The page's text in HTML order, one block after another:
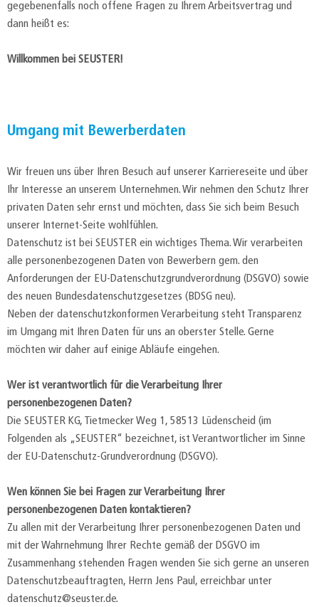
gegebenenfalls noch offene Fragen zu Ihrem Arbeitsvertrag und
dann heißt es:
Willkommen bei SEUSTER!
Umgang mit Bewerberdaten
Wir freuen uns über Ihren Besuch auf unserer Karriereseite und über
Ihr Interesse an unserem Unternehmen. Wir nehmen den Schutz Ihrer
privaten Daten sehr ernst und möchten, dass Sie sich beim Besuch
unserer Internet-Seite wohlfühlen.
Datenschutz ist bei SEUSTER ein wichtiges Thema. Wir verarbeiten
alle personenbezogenen Daten von Bewerbern gem. den
Anforderungen der EU-Datenschutzgrundverordnung (DSGVO) sowie
des neuen Bundesdatenschutzgesetzes (BDSG neu).
Neben der datenschutzkonformen Verarbeitung steht Transparenz
im Umgang mit Ihren Daten für uns an oberster Stelle. Gerne
möchten wir daher auf einige Abläufe eingehen.
Wer ist verantwortlich für die Verarbeitung Ihrer
personenbezogenen Daten?
Die SEUSTER KG, Tietmecker Weg 1, 58513 Lüdenscheid (im
Folgenden als „SEUSTER“ bezeichnet, ist Verantwortlicher im Sinne
der EU-Datenschutz-Grundverordnung (DSGVO).
Wen können Sie bei Fragen zur Verarbeitung Ihrer
personenbezogenen Daten kontaktieren?
Zu allen mit der Verarbeitung Ihrer personenbezogenen Daten und
mit der Wahrnehmung Ihrer Rechte gemäß der DSGVO im
Zusammenhang stehenden Fragen wenden Sie sich gerne an unseren
Datenschutzbeauftragten, Herrn Jens Paul, erreichbar unter
datenschutz@seuster.de.